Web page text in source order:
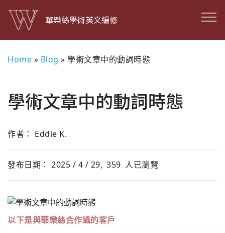
華樂絲學術英文編修
Home » Blog » 學術文章中的動詞時態
學術文章中的動詞時態
作者： Eddie K.
發布日期： 2025 / 4 / 29, 359 人已瀏覽
以下是與華樂絲合作過的客戶